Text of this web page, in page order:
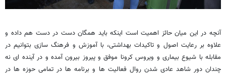
آنچه در این میان حائز اهمیت است اینکه باید همگان دست در دست هم داده و
علاوه بر رعایت اصول و تاکیدات بهداشتی، با آموزش و فرهنگ سازی بتوانیم در
مقابله با شیوع بیماری و ویروس کرونا موفق و پیروز بیرون آمده و در آینده ای نه
چندان دور شاهد عادی شدن روال فعالیت ها و برنامه ها در تمامی حوزه ها در